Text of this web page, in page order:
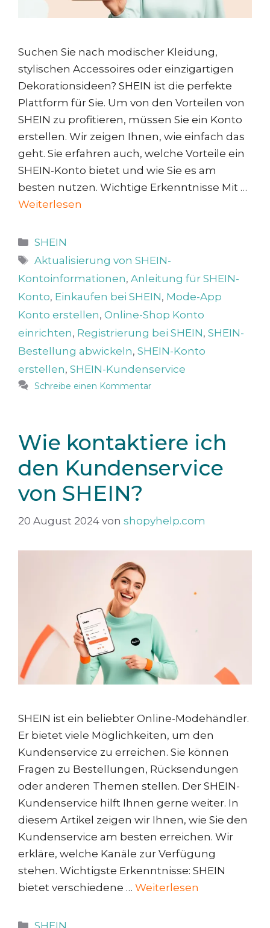
Suchen Sie nach modischer Kleidung,
stylischen Accessoires oder einzigartigen
Dekorationsideen? SHEIN ist die perfekte
Plattform für Sie. Um von den Vorteilen von
SHEIN zu profitieren, müssen Sie ein Konto
erstellen. Wir zeigen Ihnen, wie einfach das
geht. Sie erfahren auch, welche Vorteile ein
SHEIN-Konto bietet und wie Sie es am
besten nutzen. Wichtige Erkenntnisse Mit …
Weiterlesen
Kategorien
SHEIN
Schlagwörter
Aktualisierung von SHEIN-
Kontoinformationen, Anleitung für SHEIN-
Konto, Einkaufen bei SHEIN, Mode-App
Konto erstellen, Online-Shop Konto
einrichten, Registrierung bei SHEIN, SHEIN-
Bestellung abwickeln, SHEIN-Konto
erstellen, SHEIN-Kundenservice
Schreibe einen Kommentar
Wie kontaktiere ich
den Kundenservice
von SHEIN?
20 August 2024 von shopyhelp.com
SHEIN ist ein beliebter Online-Modehändler.
Er bietet viele Möglichkeiten, um den
Kundenservice zu erreichen. Sie können
Fragen zu Bestellungen, Rücksendungen
oder anderen Themen stellen. Der SHEIN-
Kundenservice hilft Ihnen gerne weiter. In
diesem Artikel zeigen wir Ihnen, wie Sie den
Kundenservice am besten erreichen. Wir
erkläre, welche Kanäle zur Verfügung
stehen. Wichtigste Erkenntnisse: SHEIN
bietet verschiedene … Weiterlesen
Kategorien
SHEIN